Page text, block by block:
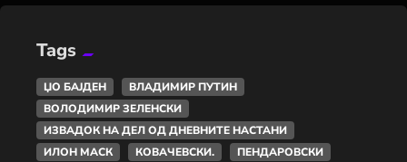
Tags
ЏО БАЈДЕН
ВЛАДИМИР ПУТИН
ВОЛОДИМИР ЗЕЛЕНСКИ
ИЗВАДОК НА ДЕЛ ОД ДНЕВНИТЕ НАСТАНИ
ИЛОН МАСК
КОВАЧЕВСКИ.
ПЕНДАРОВСКИ